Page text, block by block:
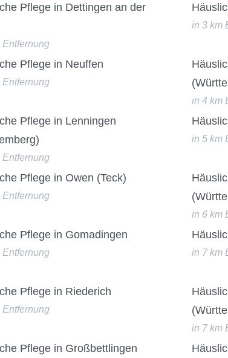
Pflege in Dettingen an der
Entfernung
in 3 km
Pflege in Neuffen
Entfernung
in 4 km
Pflege in Lenningen
Entfernung
in 5 km
Pflege in Owen (Teck)
Entfernung
in 6 km
Pflege in Gomadingen
Entfernung in 7 km
Pflege in Riederich
Entfernung
in 7 km
Pflege in Großbettlingen